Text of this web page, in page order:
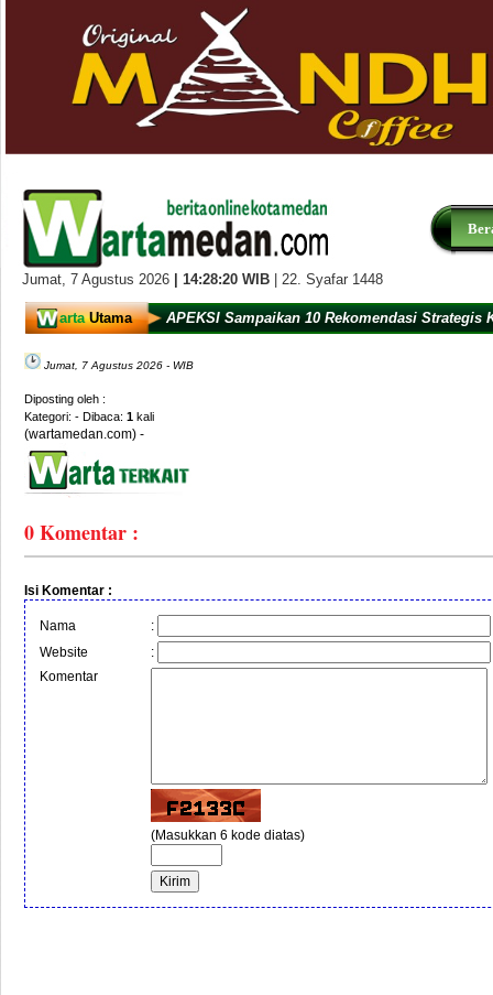
Jumat, 7 Agustus 2026 14:28:20 WIB | 22. Syafar 1448
APEKSI Sampaikan 10 Rekomendasi Strategis
arta Utama
Jumat, 7 Agustus 2026 - WIB
Diposting oleh :
Kategori: - Dibaca: 1 kali
(wartamedan.com) -
0Komentar :
Isi Komentar :
Nama
:
Website
:
Komentar
(Masukkan 6 kode diatas)